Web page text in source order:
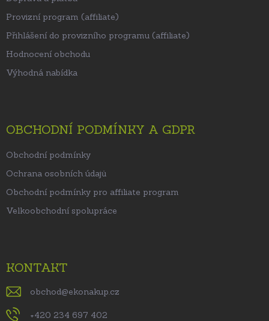
Provizní program (affiliate)
Přihlášení do provizního programu (affiliate)
Hodnocení obchodu
Výhodná nabídka
OBCHODNÍ PODMÍNKY A GDPR
Obchodní podmínky
Ochrana osobních údajů
Obchodní podmínky pro affiliate program
Velkoobchodní spolupráce
KONTAKT
obchod@ekonakup.cz
+420 234 697 402